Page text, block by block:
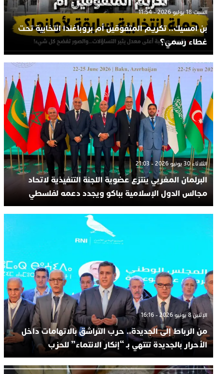
السبت 18 يوليو 2026 - 11:54
بن امسيك.. تكريم المتفوقين أم بروباغندا انتخابية تحت
غطاء رسمي؟
الثلاثاء 30 يونيو 2026 - 21:03
البرلمان المغربي ينتزع عضوية اللجنة التنفيذية لاتحاد
مجالس الدول الإسلامية بباكو ويجدد دعمه لفلسطي
الإثنين 8 يونيو 2026 - 16:16
من الرباط إلى الجديدة.. حرب التراشق بالاتهامات داخل
الأحرار بالجديدة تنتهي بـ “إنكار الانتماء” للحزب